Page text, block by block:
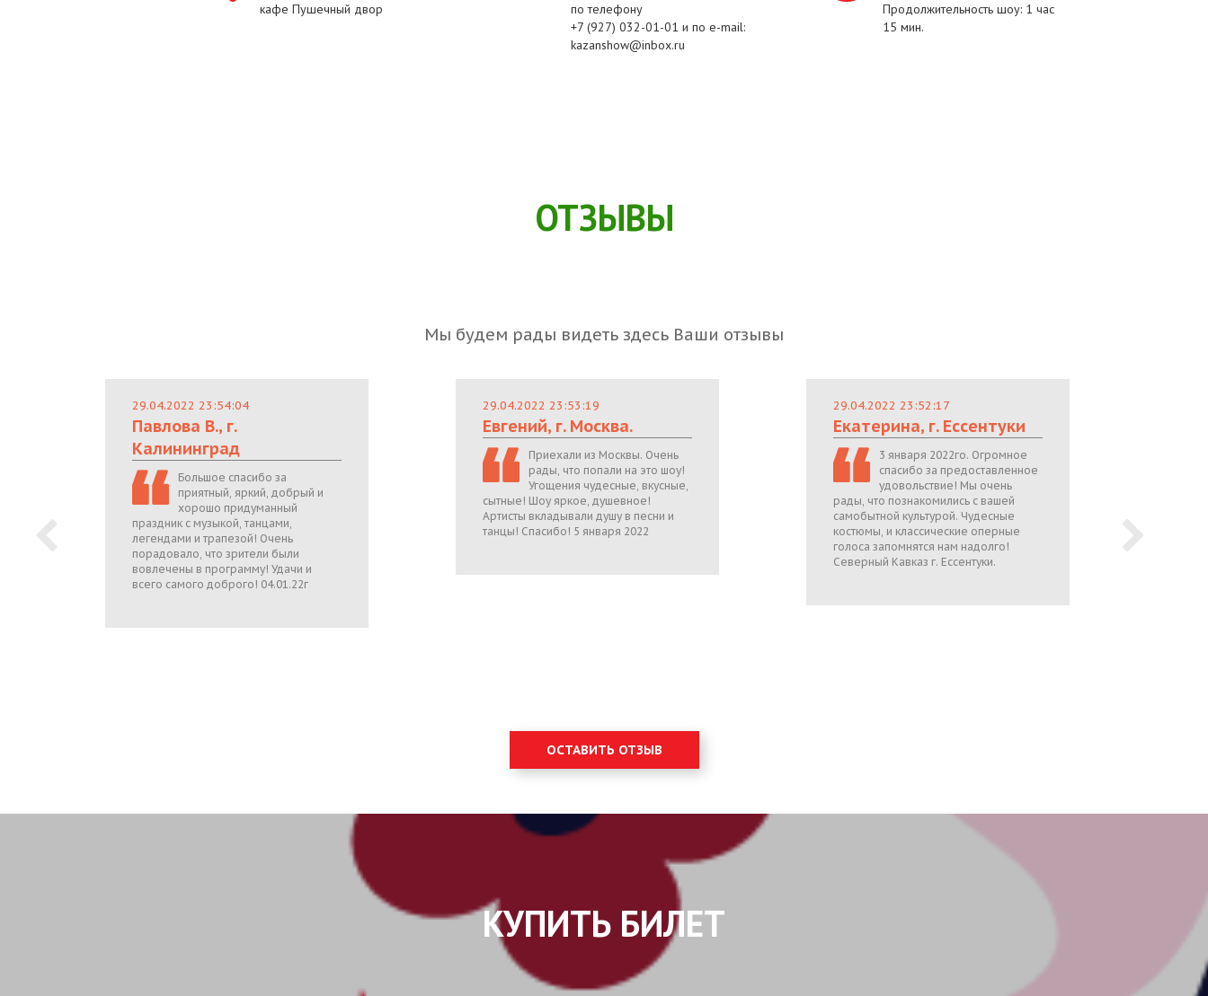
кафе Пушечный двор
по телефону
+7 (927) 032-01-01 и по e-mail:
kazanshow@inbox.ru
Продолжительность шоу: 1 час
15 мин.
ОТЗЫВЫ
Мы будем рады видеть здесь Ваши отзывы
29.04.2022 23:54:04
Павлова В., г.
Калининград
Большое спасибо за
приятный, яркий, добрый и
хорошо придуманный
праздник с музыкой, танцами,
легендами и трапезой! Очень
порадовало, что зрители были
вовлечены в программу! Удачи и
всего самого доброго! 04.01.22г
29.04.2022 23:53:19
Евгений, г. Москва.
Приехали из Москвы. Очень
рады, что попали на это шоу!
Угощения чудесные, вкусные,
сытные! Шоу яркое, душевное!
Артисты вкладывали душу в песни и
танцы! Спасибо! 5 января 2022
29.04.2022 23:52:17
Екатерина, г. Ессентуки
3 января 2022го. Огромное
спасибо за предоставленное
удовольствие! Мы очень
рады, что познакомились с вашей
самобытной культурой. Чудесные
костюмы, и классические оперные
голоса запомнятся нам надолго!
Северный Кавказ г. Ессентуки.
ОСТАВИТЬ ОТЗЫВ
КУПИТЬ БИЛЕТ